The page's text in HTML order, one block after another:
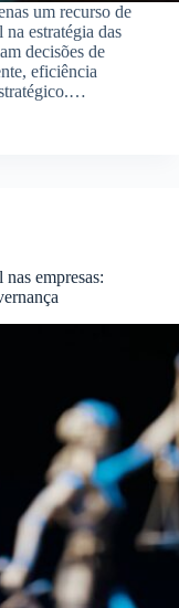
um recurso de
estratégia das
decisões de
eficiência
empresas: